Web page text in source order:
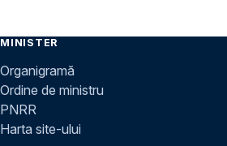
MINISTER
Organigramă
Ordine de ministru
PNRR
Harta site-ului